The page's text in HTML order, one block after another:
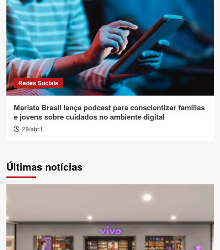
Redes Sociais
Marista Brasil lança podcast para conscientizar famílias
e jovens sobre cuidados no ambiente digital
29/abril
Últimas notícias